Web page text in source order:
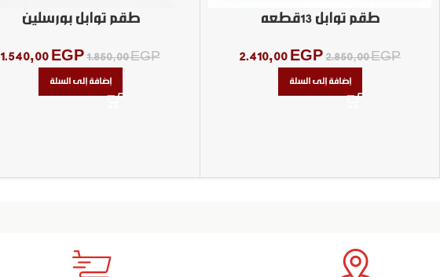
طقم توابل 13قطعه
2.850,00EGP
2.410,00 EGP
إضافة إلى السلة
طقم توابل بورسلين
1.850,00EGP
1.540,00 EGP
إضافة إلى السلة